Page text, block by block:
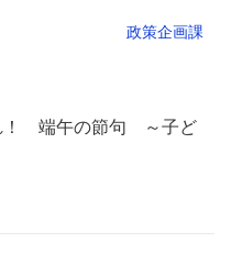
政策企画課
！ 端午の節句 ～子ど